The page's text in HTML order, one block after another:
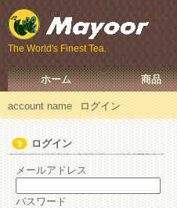
The World's Finest Tea.
ホーム 商品
account name ログイン
ログイン
メールアドレス
パスワード